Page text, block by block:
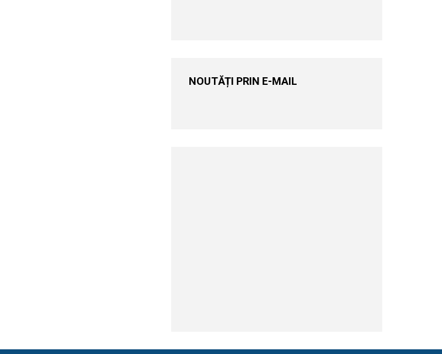
NOUTĂȚI PRIN E-MAIL